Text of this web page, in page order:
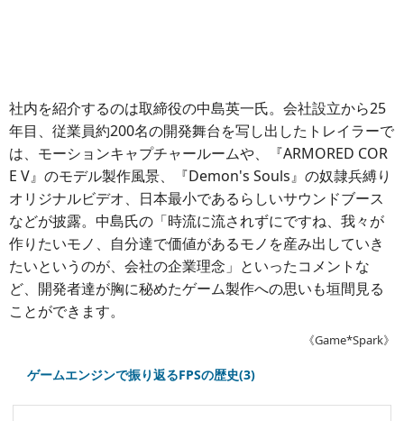
社内を紹介するのは取締役の中島英一氏。会社設立から25
年目、従業員約200名の開発舞台を写し出したトレイラーで
は、モーションキャプチャールームや、『ARMORED COR
E V』のモデル製作風景、『Demon's Souls』の奴隷兵縛り
オリジナルビデオ、日本最小であるらしいサウンドブース
などが披露。中島氏の「時流に流されずにですね、我々が
作りたいモノ、自分達で価値があるモノを産み出していき
たいというのが、会社の企業理念」といったコメントな
ど、開発者達が胸に秘めたゲーム製作への思いも垣間見る
ことができます。
《Game*Spark》
ゲームエンジンで振り返るFPSの歴史(3)